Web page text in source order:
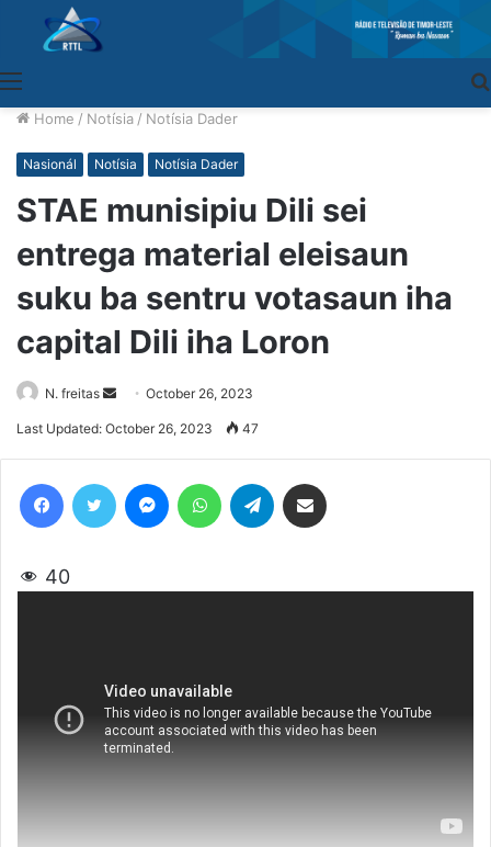
Home / Notísia / Notísia Dader
Nasionál Notísia Notísia Dader
STAE munisipiu Dili sei
entrega material eleisaun
suku ba sentru votasaun iha
capital Dili iha Loron
N. freitas
SendOctober 26, 2023
Last Updated: October 26, 2023 47
40